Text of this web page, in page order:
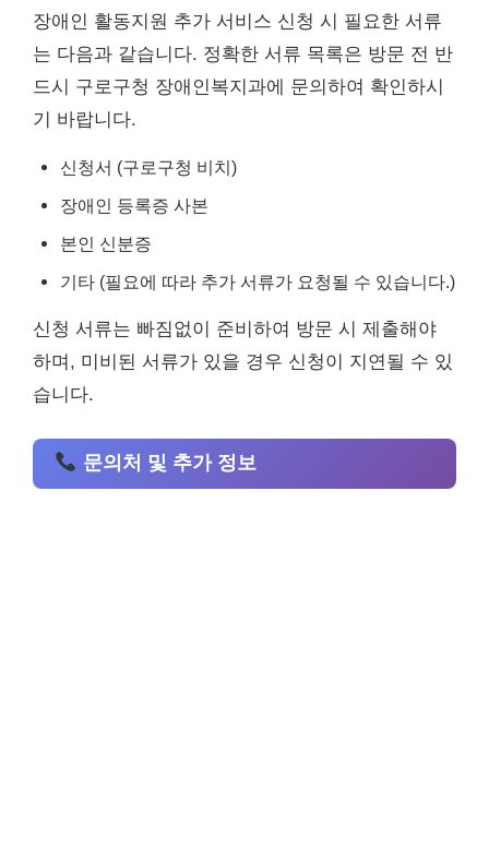
장애인 활동지원 추가 서비스 신청 시 필요한 서류
는 다음과 같습니다. 정확한 서류 목록은 방문 전 반
드시 구로구청 장애인복지과에 문의하여 확인하시
기 바랍니다.
신청서 (구로구청 비치)
장애인 등록증 사본
본인 신분증
기타 (필요에 따라 추가 서류가 요청될 수 있습니다.)
신청 서류는 빠짐없이 준비하여 방문 시 제출해야
하며, 미비된 서류가 있을 경우 신청이 지연될 수 있
습니다.
문의처 및 추가 정보